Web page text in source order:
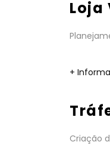
Loja
+
Criação